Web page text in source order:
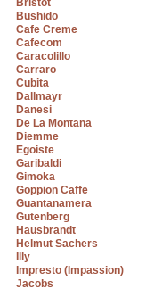
Bristot
Bushido
Cafe Creme
Cafecom
Caracolillo
Carraro
Cubita
Dallmayr
Danesi
De La Montana
Diemme
Egoiste
Garibaldi
Gimoka
Goppion Caffe
Guantanamera
Gutenberg
Hausbrandt
Helmut Sachers
Illy
Impresto (Impassion)
Jacobs